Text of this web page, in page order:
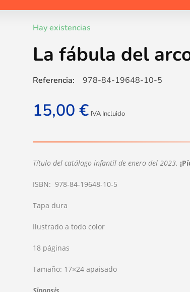
La fábula del
15,00 € IVA Incluido
Título del catálogo infantil de enero del 2023.
ISBN: 978-84-19648-10-5
Tapa dura
Ilustrado a todo color
18 páginas
Tamaño: 17×24 apaisado
Hay existencias
Referencia: 978-84-19648-10-5